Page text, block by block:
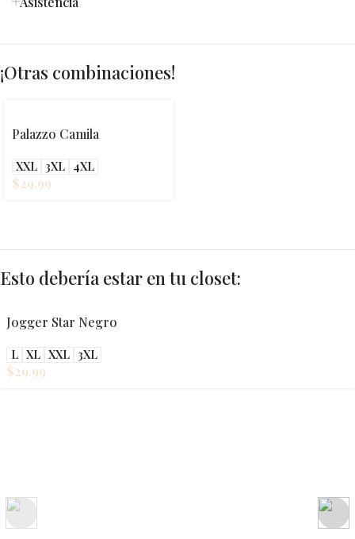
¡Otras combinaciones!
Palazzo Camila
XXL 3XL 4XL
$29.99
Esto debería estar en tu closet:
Jogger Star Negro
L XL XXL 3XL
$29.99